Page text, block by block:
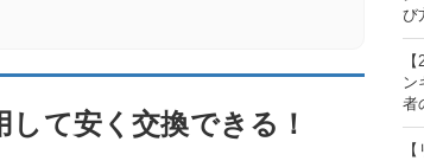
て安く交換できる！
び
ン
者